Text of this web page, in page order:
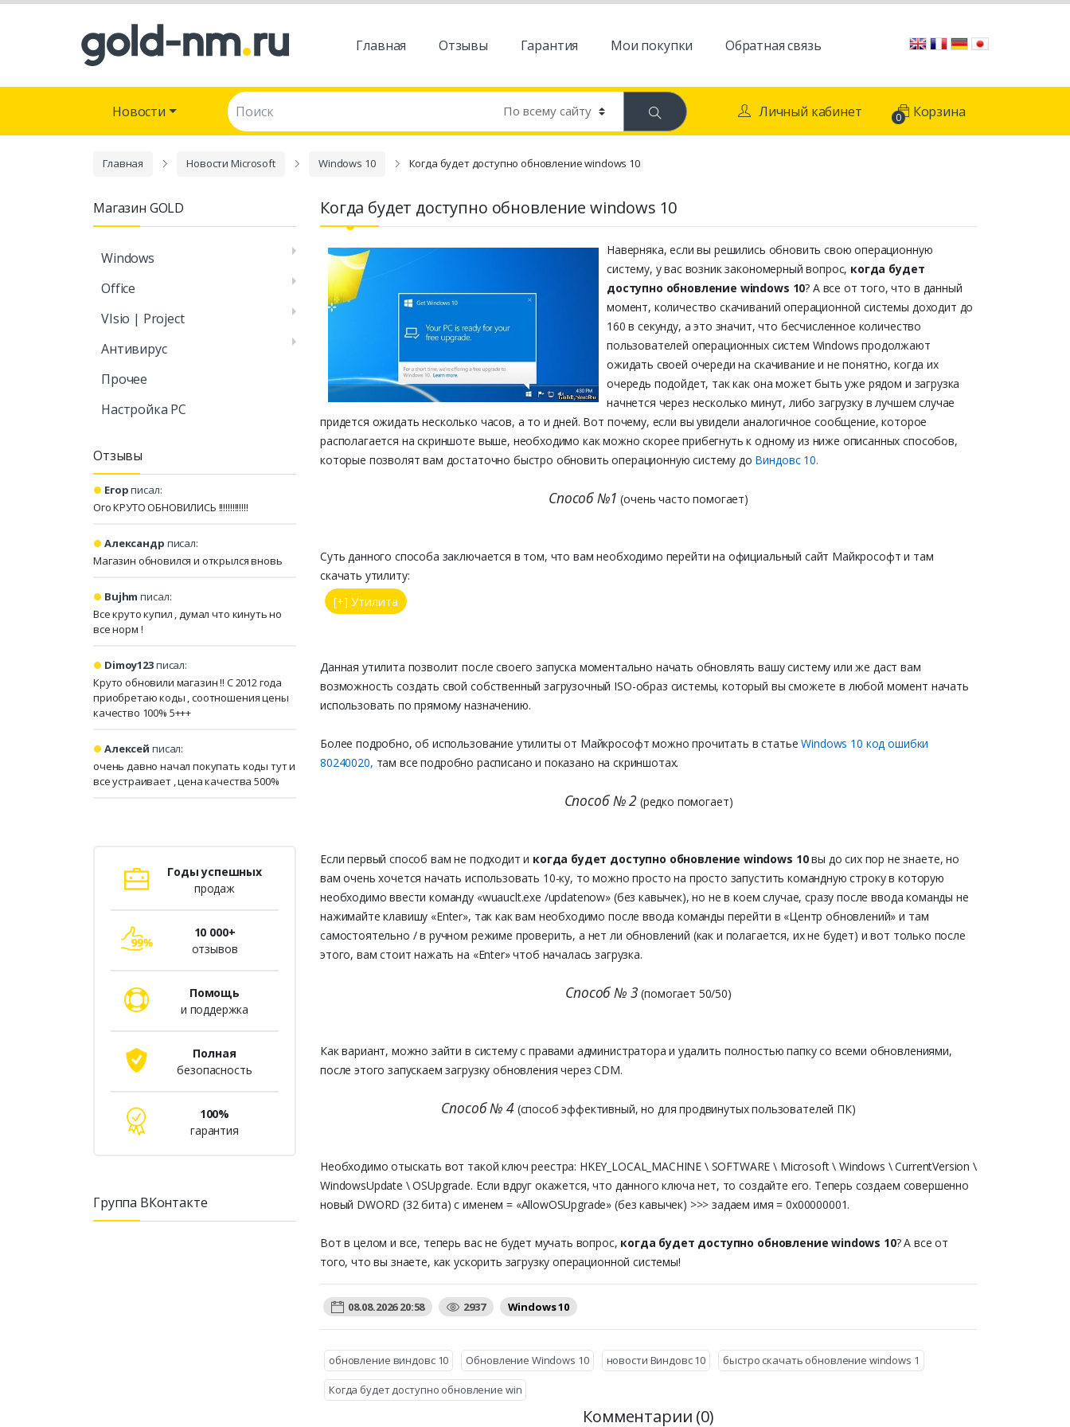
Главная Отзывы Гарантия Мои покупки Обратная связь
Новости
Поиск:
Личный кабинет 0 Корзина
Главная Новости Microsoft Windows 10 Когда будет доступно обновление windows 10
Магазин GOLD
Windows
Office
VIsio | Project
Антивирус
Прочее
Настройка PC
Отзывы
Егорписал:
Ого КРУТО ОБНОВИЛИСЬ !!!!!!!!!!!!!
Александр писал:
Магазин обновился и открылся вновь
Bujhm писал:
Все круто купил , думал что кинуть но
все норм !
Dimoy123писал:
Круто обновили магазин !! С 2012 года
приобретаю коды , соотношения цены
качество 100% 5+++
Алексей писал:
очень давно начал покупать коды тут и
все устраивает , цена качества 500%
Годы успешных
продаж
10 000+
отзывов
Помощь
и поддержка
Полная
безопасность
100%
гарантия
Группа ВКонтакте
Когда будет доступно обновление windows 10
Наверняка, если вы решились обновить свою операционную
систему, у вас возник закономерный вопрос, когда будет
доступно обновление windows 10? А все от того, что в данный
момент, количество скачиваний операционной системы доходит до
160 в секунду, а это значит, что бесчисленное количество
пользователей операционных систем Windows продолжают
ожидать своей очереди на скачивание и не понятно, когда их
очередь подойдет, так как она может быть уже рядом и загрузка
начнется через несколько минут, либо загрузку в лучшем случае
придется ожидать несколько часов, а то и дней. Вот почему, если вы увидели аналогичное сообщение, которое
располагается на скриншоте выше, необходимо как можно скорее прибегнуть к одному из ниже описанных способов,
которые позволят вам достаточно быстро обновить операционную систему до Виндовс 10.
Способ №1 (очень часто помогает)
Суть данного способа заключается в том, что вам необходимо перейти на официальный сайт Майкрософт и там
скачать утилиту:
Данная утилита позволит после своего запуска моментально начать обновлять вашу систему или же даст вам
возможность создать свой собственный загрузочный ISO-образ системы, который вы сможете в любой момент начать
использовать по прямому назначению.
Более подробно, об использование утилиты от Майкрософт можно прочитать в статьеWindows 10 код ошибки
80240020, там все подробно расписано и показано на скриншотах.
Способ № 2 (редко помогает)
Если первый способ вам не подходит и когда будет доступно обновление windows 10вы до сих пор не знаете, но
вам очень хочется начать использовать 10-ку, то можно просто на просто запустить командную строку в которую
необходимо ввести команду «wuauclt.exe /updatenow» (без кавычек), но не в коем случае, сразу после ввода команды не
нажимайте клавишу «Enter», так как вам необходимо после ввода команды перейти в «Центр обновлений» и там
самостоятельно / в ручном режиме проверить, а нет ли обновлений (как и полагается, их не будет) и вот только после
этого, вам стоит нажать на «Enter» чтоб началась загрузка.
Способ № 3 (помогает 50/50)
Как вариант, можно зайти в систему с правами администратора и удалить полностью папку со всеми обновлениями,
после этого запускаем загрузку обновления через CDM.
Способ № 4(способ эффективный, но для продвинутых пользователей ПК)
Необходимо отыскать вот такой ключ реестра: HKEY_LOCAL_MACHINE \ SOFTWARE \ Microsoft \ Windows \ CurrentVersion \
WindowsUpdate \ OSUpgrade. Если вдруг окажется, что данного ключа нет, то создайте его. Теперь создаем совершенно
новый DWORD (32 бита) с именем = «AllowOSUpgrade» (без кавычек) >>> задаем имя = 0x00000001.
Вот в целом и все, теперь вас не будет мучать вопрос, когда будет доступно обновление windows 10? А все от
того, что вы знаете, как ускорить загрузку операционной системы!
08.08.2026 20:58 2937 Windows 10
обновление виндовс 10 Обновление Windows 10 новости Виндовс 10 быстро скачать обновление windows 1
Когда будет доступно обновление win
Комментарии (0)